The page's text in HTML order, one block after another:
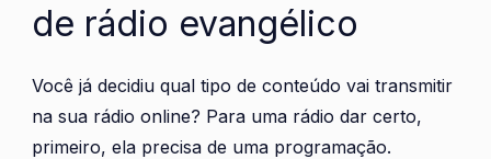
de rádio evangélico
Você já decidiu qual tipo de conteúdo vai transmitir
na sua rádio online? Para uma rádio dar certo,
primeiro, ela precisa de uma programação.